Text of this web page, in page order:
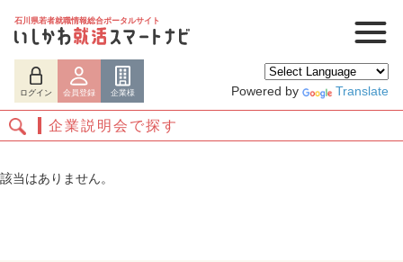
石川県若者就職情報総合ポータルサイト
ログイン 会員登録 企業様 Powered by Translate
企業説明会で探す
該当はありません。